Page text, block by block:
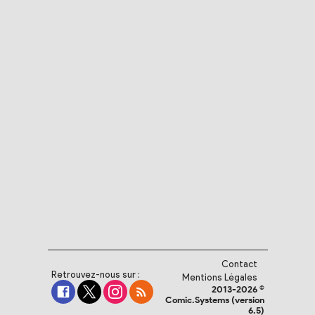
Retrouvez-nous sur :
Contact
Mentions Légales
2013-2026 ©
Comic.Systems (version
6.5)